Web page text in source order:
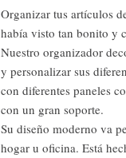
Organizar tus artículos
había visto tan bonito y
Nuestro organizador
y personalizar sus
con diferentes paneles
con un gran soporte.
Su diseño moderno va
hogar u oficina. Está